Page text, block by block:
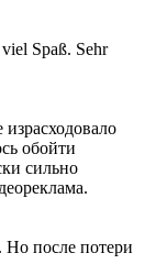
Spaß. Sehr
обойти
сильно
Но после потери